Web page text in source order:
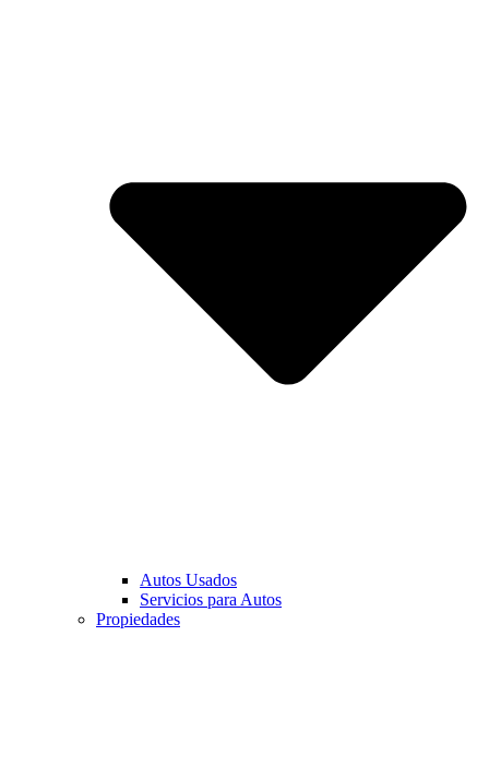
Autos Usados
Servicios para Autos
Propiedades